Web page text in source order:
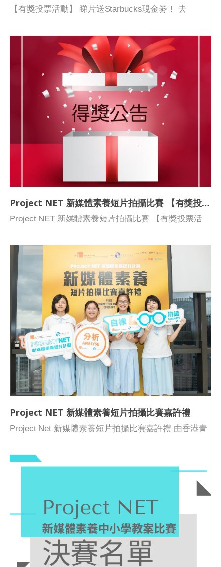
教案
學 CKKZ 追求潮流對人的影響 聖公會基孝中學 動新聞
四 俊 淘寶網上騙案 聖公會基孝中學 網絡尊重 「我知
錯了」 聖公會基孝中學 kh聯會 現代網絡潮語 聖公會
基孝中學 喊出嚟 喊出嚟 聖公會基孝中學 基孝動畫製
作有限公司 飛周朱溫網上病毒 聖公會基孝中學 網絡危
機後援會 不明電郵 聖馬可中學 馬可壯丁 摸不透的世
界 嘉諾撒聖心書院 我們這一伙 《竟信》 伊利沙伯中
學舊生會中學 伊利沙伯中學舊生會中學A隊 《二手創
作》 伊利沙伯中學舊生會中學 伊利沙伯中學舊生會中
學B隊 《真假難辨》 香港聖公會何明華會督中學
Campus TV@BHSS 恍如隔世 基督教香港信義會宏信
書院 初中A隊 潮流還是生活 漢華中學 漢華中學校園電
視台初中組 網中人 高中組 學校名稱 參賽隊伍名稱 短
片名稱 宣道會陳朱素華紀念中學 SWCCM 魔鬼令你著
迷!? 佛教黃鳳翎中學 MIU 路 保良局莊啟程預科書院
KTC Production 不假它真真假假？ 培僑書院 培僑書
秀 「美人」卡關? 順德聯誼總會鄭裕彤中學 網絡特工
隊 網絡特工智破大數據陷阱 香港浸會大學附屬學校王
錦輝中小學 GroupF4 妄絡 香港青年協會李兆基書院
synergy 猜猜我是誰 觀塘功樂官立中學 觀功男團 胖由
宣道會陳朱素華紀念中學 非常正面 陰謀遊戲 聖士提反
女子中學 intention 網中「友」 天水圍香島中學 HT01
網絡要安全! 觀塘功樂官立中學 觀功隊 社交生（暫
名） 基督教香港信義會宏信書院 Weekend Fighter 舊
案簿 慈幼英文學校 多媒體製作組 《潮騙》 中華傳道
會安柱中學 CNEC Christian College 危機 嶺南中學 嶺
南中學隊 網絡?創作? 元朗商會中學 商中 不能抹去的
傷痕 拔萃女書院 GoFung Filtered 恭喜以上入圍隊伍，
請致電2788 3433 聯絡媒體輔導中心。
【有獎投票活動】 睇片送Starbucks現金劵！ 去
參加投票，選出你心目中最喜愛嘅影片，投完票仲有機
會拎走Starbucks現金劵添！！ 參加遊戲： 由 6 月 7
日至 6 月 17 日去投票網站登記姓名、電話、電郵地址
進行投票，揀選你最喜愛的影片後，再答一條問題就有
機會得到現金劵喇 投完票而又答得最好的 3 位參加者
就有機會得到由大會送出的價值港幣 100 元的
Starbucks現金劵 投票結果將於 6 月 27 日公佈，得獎
者將於投票完結後兩星期內收到專人聯絡領獎，須經身
份核實程序方可獲獎 查詢／聯絡： 電話 2788-
Project NET 新媒體素養短片拍攝比賽 【有獎投票活動】得獎公告
Project NET 新媒體素養短片拍攝比賽 【有獎投票活
短片拍攝比賽 【有獎投票活動】, 是項活動已於較早前
完滿結束。所有參加者需回答「你認為網絡使用者最需
要的價值觀是什麼? 試解釋原因。」，經本會嚴格挑
選，選出三位回答最佳答案的得獎者。 得獎者 唐思詩
陳家輝 黃鎧琳 恭喜三位得獎者，你們將獲得由本會送
出的價值港幣100元的Starbucks現金劵。本會將於兩
星期內派專人聯絡領獎，須經身份核實程序方可獲獎。
Project NET 新媒體素養短片拍攝比賽嘉許禮
Project Net 新媒體素養短片拍攝比賽嘉許禮 由香港青
「Project Net 新媒體素養短片拍攝比賽嘉許禮」於6月
26日在香港青年協會大廈順利舉行。 「Project Net 新
媒體素養短片拍攝比賽」的目的鼓勵生發揮創意，推廣
正面使用網絡的態度，展現豐富媒體素養，宣揚正向網
絡價值觀。是次比賽，總共有55高中學及初中隊伍參
賽。經過多輪甄選，由跨界別專業人士組成的評審團評
核，選出高中組及初中組金獎、銀獎、銅獎及優秀短片
獎項，以及頒發由網民投選的「最受歡迎媒體素養短片
大獎」及「最積極參與學校獎」。 初中組 金獎 順德聯